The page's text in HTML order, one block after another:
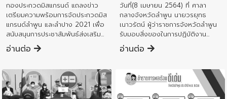
กองประกวดมิสแกรนด์ แถลงข่าว
เตรียมความพร้อมการจัดประกวดมิส
แกรนด์ลำพูน และลำปาง 2021 เพื่อ
สนับสนุนการประชาสัมพันธ์ส่งเสริม...
อ่านต่อ
วันที่(8 เมษายน 2564) ที่ ศาลา
กลางจังหวัดลำพูน นายวรยุทธ
เนาวรัตน์ ผู้ว่าราชการจังหวัดลำพูน
รับมอบสิ่งของในการปฏิบัติงาน...
อ่านต่อ